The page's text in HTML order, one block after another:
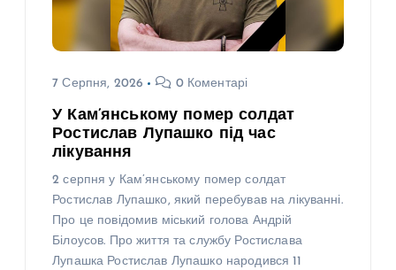
7 Серпня, 2026 0 Коментарі
У Кам’янському помер солдат
Ростислав Лупашко під час
лікування
2 серпня у Кам’янському помер солдат
Ростислав Лупашко, який перебував на лікуванні.
Про це повідомив міський голова Андрій
Білоусов. Про життя та службу Ростислава
Лупашка Ростислав Лупашко народився 11